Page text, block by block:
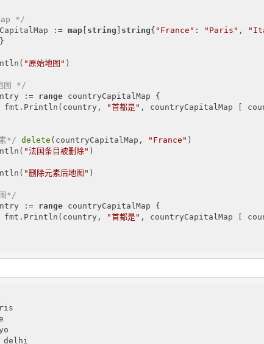
*/
:= map[ string ] string{ "France" : "Paris" ,
}
"原始地图" )
图 */
:= range countryCapitalMap {
"首都是" , countryCapitalMap [
*/ delete (countryCapitalMap, "France" )
"法国条目被删除" )
"删除元素后地图" )
*/
:= range countryCapitalMap {
"首都是" , countryCapitalMap [